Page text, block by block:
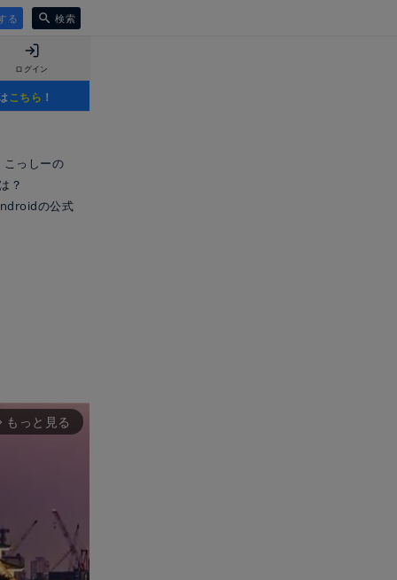
る 検索
ログイン
こちら ！
こっしーの
？
の公式
もっと見る